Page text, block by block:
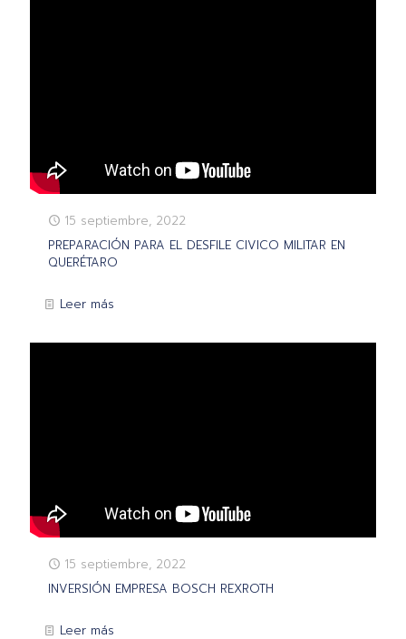
15 septiembre, 2022
PREPARACIÓN PARA EL DESFILE CIVICO MILITAR EN
QUERÉTARO
Leer más
15 septiembre, 2022
INVERSIÓN EMPRESA BOSCH REXROTH
Leer más